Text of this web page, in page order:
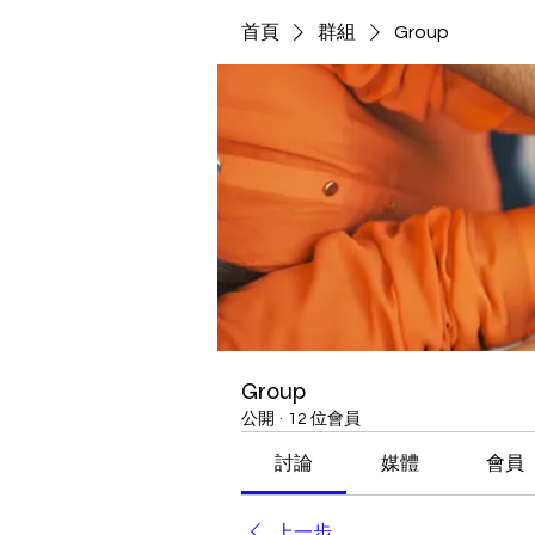
首頁 群組 Group
Group
公開 · 12 位會員
討論 媒體 會員